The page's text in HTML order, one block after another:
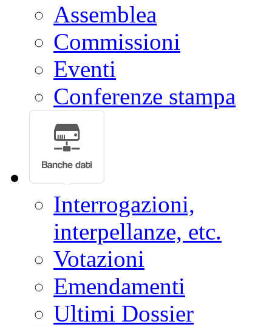
Assemblea
Commissioni
Eventi
Conferenze stampa
Interrogazioni,
interpellanze, etc.
Votazioni
Emendamenti
Ultimi Dossier